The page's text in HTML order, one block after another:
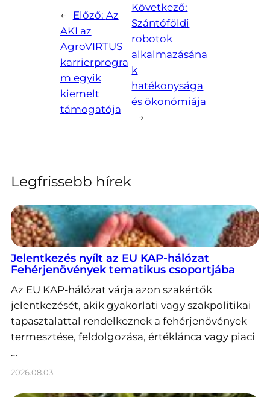
← Előző: Az
AKI az
AgroVIRTUS
karrierprogra
m egyik
kiemelt
támogatója
Következő:
Szántóföldi
robotok
alkalmazásána
k
hatékonysága
és ökonómiája
→
Legfrissebb hírek
Jelentkezés nyílt az EU KAP-hálózat
Fehérjenövények tematikus csoportjába
Az EU KAP-hálózat várja azon szakértők
jelentkezését, akik gyakorlati vagy szakpolitikai
tapasztalattal rendelkeznek a fehérjenövények
termesztése, feldolgozása, értéklánca vagy piaci
…
2026.08.03.